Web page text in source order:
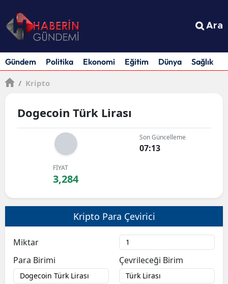
Ara
Gündem Politika Ekonomi Eğitim Dünya Sağlık
/ Kripto
Dogecoin Türk Lirası
Son Güncelleme
07:13
FİYAT
3,284
Kripto Para Çevirici
Miktar
Para Birimi
Çevrileceği Birim